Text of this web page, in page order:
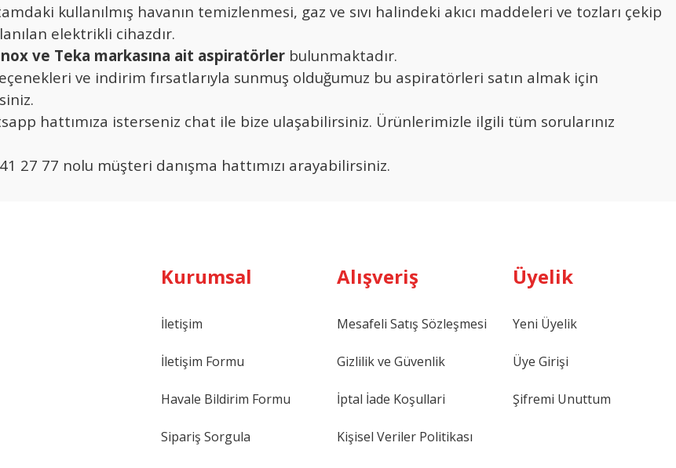
kullanılmış havanın temizlenmesi, gaz ve sıvı halindeki akıcı maddeleri ve tozları çekip
elektrikli cihazdır.
ve Teka markasına ait aspiratörlerbulunmaktadır.
ve indirim fırsatlarıyla sunmuş olduğumuz bu aspiratörleri satın almak için
hattımıza isterseniz chat ile bize ulaşabilirsiniz. Ürünlerimizle ilgili tüm sorularınız
27 77 nolu müşteri danışma hattımızı arayabilirsiniz.
Kurumsal
İletişim
İletişim Formu
Havale Bildirim Formu
Sipariş Sorgula
Alışveriş
Mesafeli Satış Sözleşmesi
Gizlilik ve Güvenlik
İptal İade Koşullari
Kişisel Veriler Politikası
Üyelik
Yeni Üyelik
Üye Girişi
Şifremi Unuttum